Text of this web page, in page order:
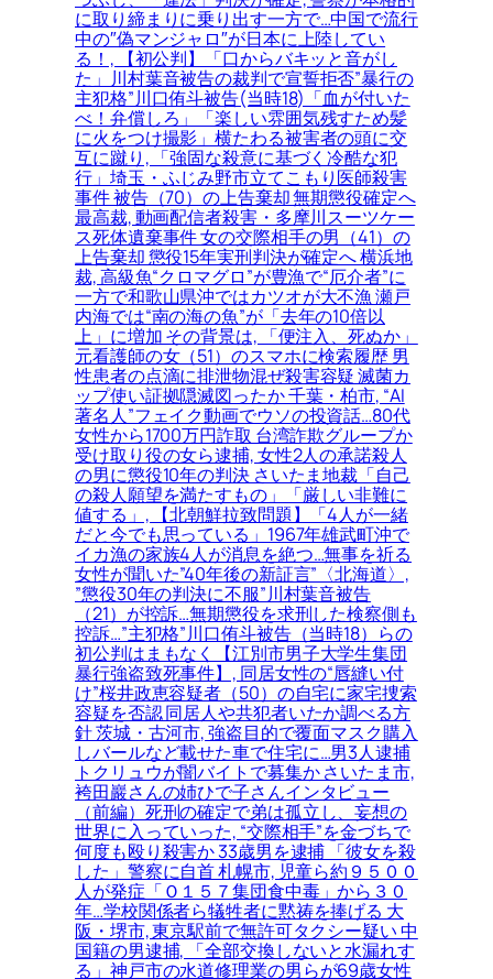
に取り締まりに乗り出す一方で…中国で流行
中の″偽マンジャロ″が日本に上陸してい
る！, 【初公判】「口からバキッと音がし
た」川村葉音被告の裁判で宣誓拒否”暴行の
主犯格”川口侑斗被告(当時18)「血が付いた
べ！弁償しろ」「楽しい雰囲気残すため髪
に火をつけ撮影」横たわる被害者の頭に交
互に蹴り, 「強固な殺意に基づく冷酷な犯
行」埼玉・ふじみ野市立てこもり医師殺害
事件 被告（70）の上告棄却 無期懲役確定へ
最高裁, 動画配信者殺害・多摩川スーツケー
ス死体遺棄事件 女の交際相手の男（41）の
上告棄却 懲役15年実刑判決が確定へ 横浜地
裁, 高級魚“クロマグロ”が豊漁で“厄介者”に
一方で和歌山県沖ではカツオが大不漁 瀬戸
内海では“南の海の魚”が「去年の10倍以
上」に増加 その背景は, 「便注入、死ぬか」
元看護師の女（51）のスマホに検索履歴 男
性患者の点滴に排泄物混ぜ殺害容疑 滅菌カ
ップ使い証拠隠滅図ったか 千葉・柏市, “AI
著名人”フェイク動画でウソの投資話…80代
女性から1700万円詐取 台湾詐欺グループか
受け取り役の女ら逮捕, 女性2人の承諾殺人
の男に懲役10年の判決 さいたま地裁「自己
の殺人願望を満たすもの」「厳しい非難に
値する」, 【北朝鮮拉致問題】「4人が一緒
だと今でも思っている」1967年雄武町沖で
イカ漁の家族4人が消息を絶つ…無事を祈る
女性が聞いた”40年後の新証言”〈北海道〉,
”懲役30年の判決に不服”川村葉音被告
（21）が控訴…無期懲役を求刑した検察側も
控訴…”主犯格”川口侑斗被告（当時18）らの
初公判はまもなく【江別市男子大学生集団
暴行強盗致死事件】, 同居女性の“唇縫い付
け”桜井政恵容疑者（50）の自宅に家宅捜索
容疑を否認 同居人や共犯者いたか調べる方
針 茨城・古河市, 強盗目的で覆面マスク購入
しバールなど載せた車で住宅に…男3人逮捕
トクリュウが闇バイトで募集か さいたま市,
袴田巖さんの姉ひで子さんインタビュー
（前編）死刑の確定で弟は孤立し、妄想の
世界に入っていった, “交際相手”を金づちで
何度も殴り殺害か 33歳男を逮捕 「彼女を殺
した」警察に自首 札幌市, 児童ら約９５００
人が発症「Ｏ１５７集団食中毒」から３０
年…学校関係者ら犠牲者に黙祷を捧げる 大
阪・堺市, 東京駅前で無許可タクシー疑い 中
国籍の男逮捕, 「全部交換しないと水漏れす
る」神戸市の水道修理業の男らが69歳女性